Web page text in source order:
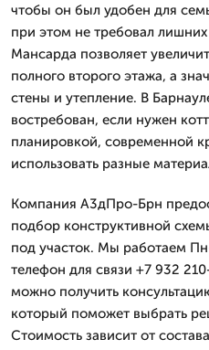
чтобы он был удобен для
при этом не требовал
Мансарда позволяет
полного второго этажа, а
стены и утепление. В
востребован, если нужен
планировкой, современной
использовать разные
Компания А3дПро-Брн
подбор конструктивной
под участок. Мы работаем
телефон для связи +7 932
можно получить
который поможет выбрать
Стоимость зависит от